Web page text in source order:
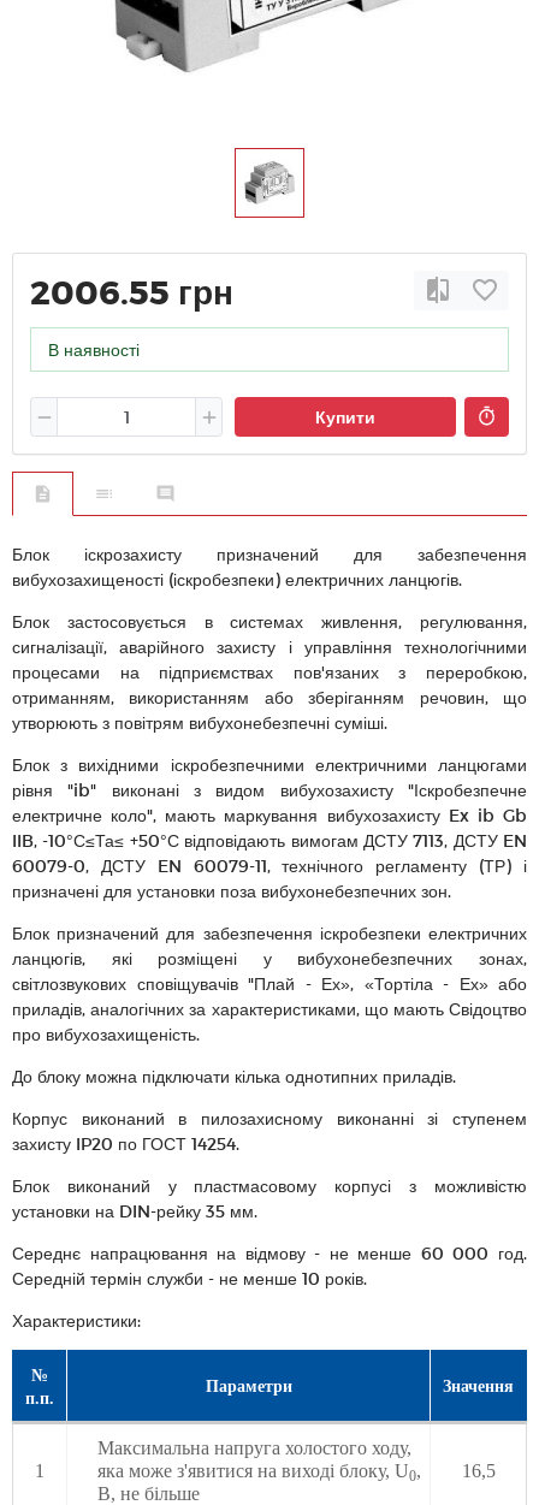
2006.55 грн
В наявності
Купити
Блок іскрозахисту призначений для забезпечення
вибухозахищеності (іскробезпеки) електричних ланцюгів.
Блок застосовується в системах живлення, регулювання,
сигналізації, аварійного захисту і управління технологічними
процесами на підприємствах пов'язаних з переробкою,
отриманням, використанням або зберіганням речовин, що
утворюють з повітрям вибухонебезпечні суміші.
Блок з вихідними іскробезпечними електричними ланцюгами
рівня "ib" виконані з видом вибухозахисту "Іскробезпечне
електричне коло", мають маркування вибухозахисту Ex ib Gb
IIB, -10°С≤Та≤ +50°С відповідають вимогам ДСТУ 7113, ДСТУ EN
60079-0, ДСТУ EN 60079-11, технічного регламенту (ТР) і
призначені для установки поза вибухонебезпечних зон.
Блок призначений для забезпечення іскробезпеки електричних
ланцюгів, які розміщені у вибухонебезпечних зонах,
світлозвукових сповіщувачів "Плай - Ех», «Тортіла - Ех» або
приладів, аналогічних за характеристиками, що мають Свідоцтво
про вибухозахищеність.
До блоку можна підключати кілька однотипних приладів.
Корпус виконаний в пилозахисному виконанні зі ступенем
захисту IP20 по ГОСТ 14254.
Блок виконаний у пластмасовому корпусі з можливістю
установки на DIN-рейку 35 мм.
Середнє напрацювання на відмову - не менше 60 000 год.
Середній термін служби - не менше 10 років.
Характеристики:
№
п.п.
Параметри Значення
1
Максимальна напруга холостого ходу,
яка може з'явитися на виході блоку, U0,
В, не більше
16,5